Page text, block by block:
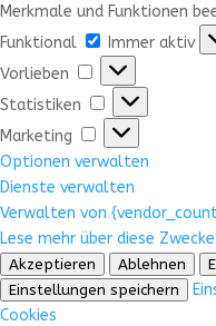
Merkmale und Funktionen
Funktional
Funktional
Immer aktiv
Vorlieben
Vorlieben
Statistiken
Statistiken
Marketing
Marketing
Optionen verwalten
Dienste verwalten
Verwalten von
Lese mehr über diese Zwecke
Akzeptieren Ablehnen
Einstellungen speichern
Cookies